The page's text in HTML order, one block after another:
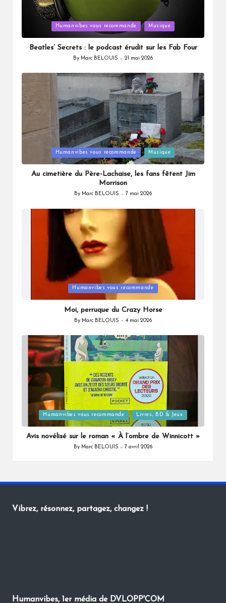
in
Humanvibes vous recommande Musique
Beatles’ Secrets : le podcast érudit sur les Fab Four
Posted
By Marc BELOUIS 21 mai 2026
in
Humanvibes vous recommande Musique
Au cimetière du Père-Lachaise, les fans fêtent Jim
Morrison
Posted
By Marc BELOUIS 7 mai 2026
in
Humanvibes vous recommande
Moi, perruque du Crazy Horse
Posted
By Marc BELOUIS 4 mai 2026
Posted
in
Humanvibes vous recommande Livres, BD & Jeux
Avis novélisé sur le roman « À l’ombre de Winnicott »
Posted
By Marc BELOUIS 7 avril 2026
Vibrez, résonnez, partagez, changez !
Humanvibes, 1er média de DVLOPP'COM